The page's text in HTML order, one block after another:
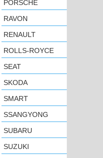
PORSCHE
RAVON
RENAULT
ROLLS-ROYCE
SEAT
SKODA
SMART
SSANGYONG
SUBARU
SUZUKI